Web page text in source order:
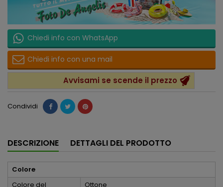
Chiedi info con WhatsApp
Chiedi info con una mail
Avvisami se scende il prezzo
Condividi
DESCRIZIONE DETTAGLI DEL PRODOTTO
Colore
Colore del
Ottone